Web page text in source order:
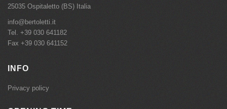
25035 Ospitaletto (BS) Italia
info@bertoletti.it
Tel. +39 030 641182
Fax +39 030 641152
INFO
Privacy policy